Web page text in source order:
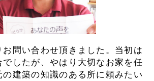
問い合わせ頂きました。当初は
したが、やはり大切なお家を任
建築の知識のある所に頼みたい